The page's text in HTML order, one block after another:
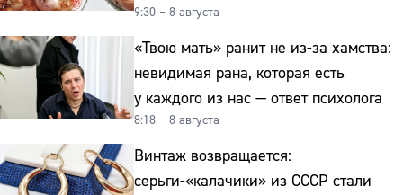
и для здоровья этой зимой
9:30 – 8 августа
«Твою мать» ранит не из-за хамства:
невидимая рана, которая есть
у каждого из нас — ответ психолога
8:18 – 8 августа
Винтаж возвращается:
серьги-«калачики» из СССР стали